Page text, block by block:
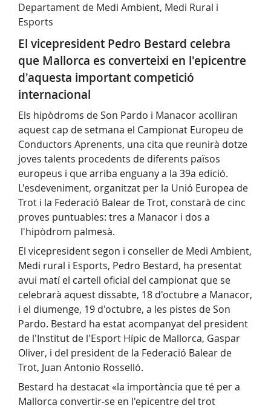
Departament de Medi Ambient, Medi Rural i
Esports
El vicepresident Pedro Bestard celebra
que Mallorca es converteixi en l'epicentre
d'aquesta important competició
internacional
Els hipòdroms de Son Pardo i Manacor acolliran
aquest cap de setmana el Campionat Europeu de
Conductors Aprenents, una cita que reunirà dotze
joves talents procedents de diferents països
europeus i que arriba enguany a la 39a edició.
L'esdeveniment, organitzat per la Unió Europea de
Trot i la Federació Balear de Trot, constarà de cinc
proves puntuables: tres a Manacor i dos a
l'hipòdrom palmesà.
El vicepresident segon i conseller de Medi Ambient,
Medi rural i Esports, Pedro Bestard, ha presentat
avui matí el cartell oficial del campionat que se
celebrarà aquest dissabte, 18 d'octubre a Manacor,
i el diumenge, 19 d'octubre, a les pistes de Son
Pardo. Bestard ha estat acompanyat del president
de l'Institut de l'Esport Hípic de Mallorca, Gaspar
Oliver, i del president de la Federació Balear de
Trot, Juan Antonio Rosselló.
Bestard ha destacat «la importància que té per a
Mallorca convertir-se en l'epicentre del trot